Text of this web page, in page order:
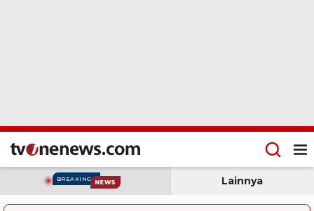
BREAKING NEWS Lainnya